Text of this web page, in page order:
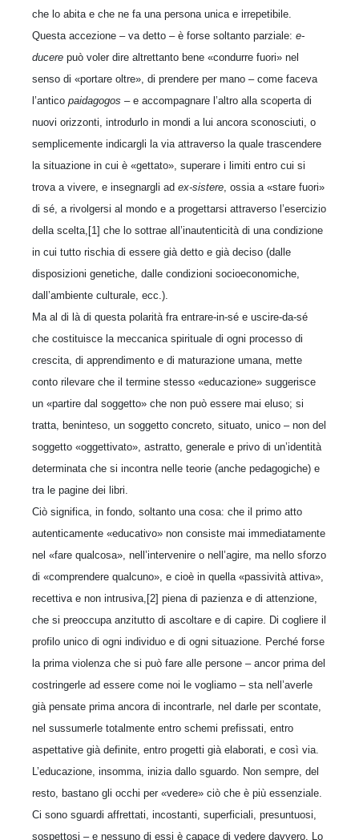
che lo abita e che ne fa una persona unica e irrepetibile.
Questa accezione – va detto – è forse soltanto parziale: e-
ducere può voler dire altrettanto bene «condurre fuori» nel
senso di «portare oltre», di prendere per mano – come faceva
l’antico paidagogos – e accompagnare l’altro alla scoperta di
nuovi orizzonti, introdurlo in mondi a lui ancora sconosciuti, o
semplicemente indicargli la via attraverso la quale trascendere
la situazione in cui è «gettato», superare i limiti entro cui si
trova a vivere, e insegnargli ad ex-sistere, ossia a «stare fuori»
di sé, a rivolgersi al mondo e a progettarsi attraverso l’esercizio
della scelta,[1] che lo sottrae all’inautenticità di una condizione
in cui tutto rischia di essere già detto e già deciso (dalle
disposizioni genetiche, dalle condizioni socioeconomiche,
dall’ambiente culturale, ecc.).
Ma al di là di questa polarità fra entrare-in-sé e uscire-da-sé
che costituisce la meccanica spirituale di ogni processo di
crescita, di apprendimento e di maturazione umana, mette
conto rilevare che il termine stesso «educazione» suggerisce
un «partire dal soggetto» che non può essere mai eluso; si
tratta, beninteso, un soggetto concreto, situato, unico – non del
soggetto «oggettivato», astratto, generale e privo di un’identità
determinata che si incontra nelle teorie (anche pedagogiche) e
tra le pagine dei libri.
Ciò significa, in fondo, soltanto una cosa: che il primo atto
autenticamente «educativo» non consiste mai immediatamente
nel «fare qualcosa», nell’intervenire o nell’agire, ma nello sforzo
di «comprendere qualcuno», e cioè in quella «passività attiva»,
recettiva e non intrusiva,[2] piena di pazienza e di attenzione,
che si preoccupa anzitutto di ascoltare e di capire. Di cogliere il
profilo unico di ogni individuo e di ogni situazione. Perché forse
la prima violenza che si può fare alle persone – ancor prima del
costringerle ad essere come noi le vogliamo – sta nell’averle
già pensate prima ancora di incontrarle, nel darle per scontate,
nel sussumerle totalmente entro schemi prefissati, entro
aspettative già definite, entro progetti già elaborati, e così via.
L’educazione, insomma, inizia dallo sguardo. Non sempre, del
resto, bastano gli occhi per «vedere» ciò che è più essenziale.
Ci sono sguardi affrettati, incostanti, superficiali, presuntuosi,
sospettosi – e nessuno di essi è capace di vedere davvero. Lo